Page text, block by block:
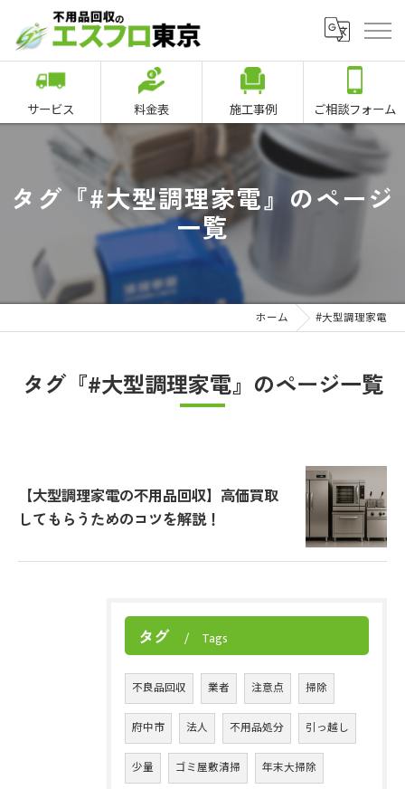
サービス 料金表 施工事例 ご相談フォーム
タグ『#大型調理家電』のページ
一覧
ホーム #大型調理家電
タグ『#大型調理家電』のページ一覧
【大型調理家電の不用品回収】高価買取
してもらうためのコツを解説！
タグ Tags
不良品回収 業者 注意点 掃除
府中市 法人 不用品処分 引っ越し
少量 ゴミ屋敷清掃 年末大掃除